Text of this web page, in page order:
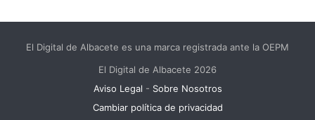
El Digital de Albacete es una marca registrada ante la OEPM
El Digital de Albacete 2026
Aviso Legal - Sobre Nosotros
Cambiar política de privacidad